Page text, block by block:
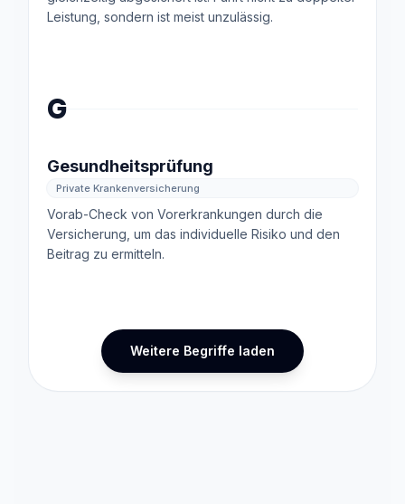
Leistung, sondern ist meist unzulässig.
G
Gesundheitsprüfung
Private Krankenversicherung
Vorab-Check von Vorerkrankungen durch die
Versicherung, um das individuelle Risiko und den
Beitrag zu ermitteln.
Weitere Begriffe laden